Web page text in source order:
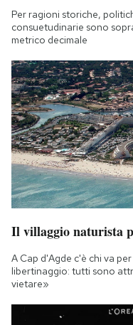
Per ragioni storiche,
consuetudinarie sono
metrico decimale
Il villaggio naturista
A Cap d'Agde c'è chi va
libertinaggio: tutti sono
vietare»